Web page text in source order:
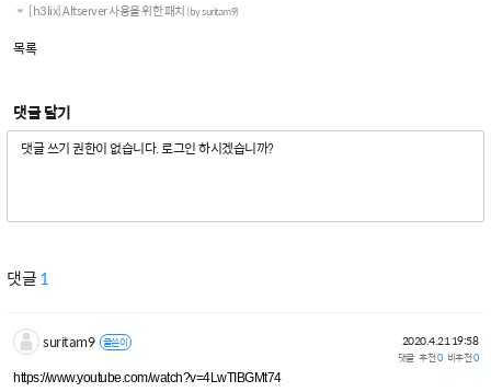
[h3lix] Altserver 사용을 위한 패치 (by suritam9)
목록
댓글 달기
댓글 1
suritam9 글쓴이 2020.4.21 19:58
댓글 추천0 비추천0
https://www.youtube.com/watch?v=4LwTIBGMt74